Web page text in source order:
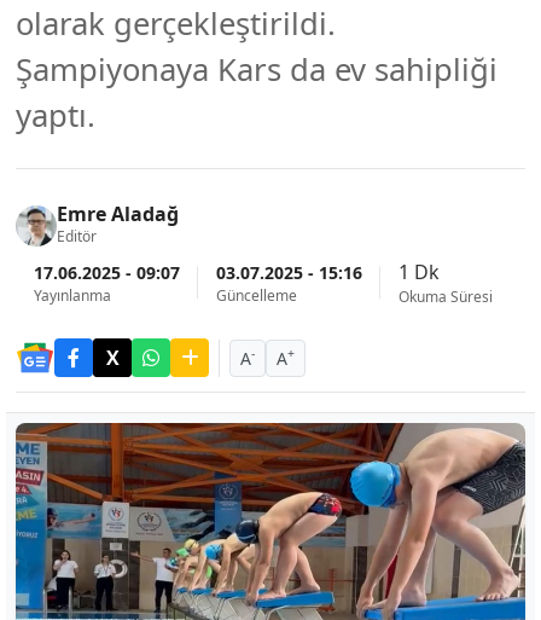
olarak gerçekleştirildi.
Şampiyonaya Kars da ev sahipliği
yaptı.
Emre Aladağ
Editör
17.06.2025 - 09:07
Yayınlanma
03.07.2025 - 15:16
Güncelleme
1 Dk
Okuma Süresi
A- A+